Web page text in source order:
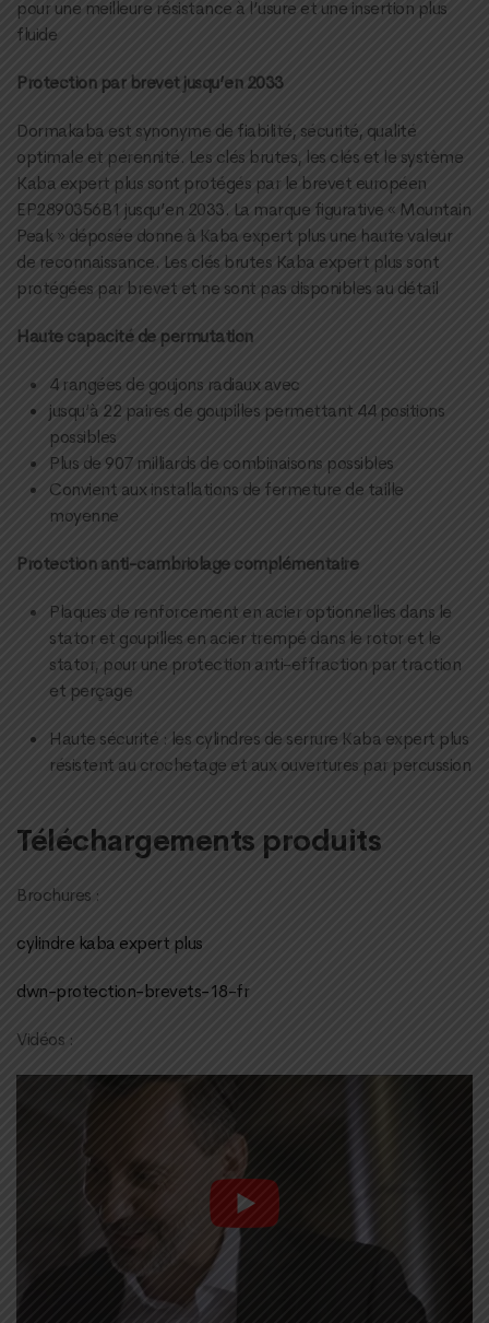
pour une meilleure résistance à l’usure et une insertion plus
fluide
Protection par brevet jusqu’en 2033
Dormakaba est synonyme de fiabilité, sécurité, qualité
optimale et pérennité. Les clés brutes, les clés et le système
Kaba expert plus sont protégés par le brevet européen
EP2890356B1 jusqu’en 2033. La marque figurative « Mountain
Peak » déposée donne à Kaba expert plus une haute valeur
de reconnaissance. Les clés brutes Kaba expert plus sont
protégées par brevet et ne sont pas disponibles au détail
Haute capacité de permutation
4 rangées de goujons radiaux avec
jusqu’à 22 paires de goupilles permettant 44 positions
possibles
Plus de 907 milliards de combinaisons possibles
Convient aux installations de fermeture de taille
moyenne
Protection anti-cambriolage complémentaire
Plaques de renforcement en acier optionnelles dans le
stator et goupilles en acier trempé dans le rotor et le
stator, pour une protection anti-effraction par traction
et perçage
Haute sécurité : les cylindres de serrure Kaba expert plus
résistent au crochetage et aux ouvertures par percussion
Téléchargements produits
Brochures :
cylindre kaba expert plus
dwn-protection-brevets-18-fr
Vidéos :